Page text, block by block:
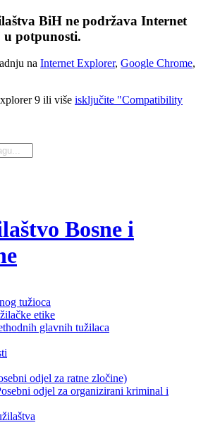
BiH ne podržava Internet
u potpunosti.
na Internet Explorer, Google Chrome,
9 ili više isključite "Compatibility
Bosne i
tužioca
etike
glavnih tužilaca
odjel za ratne zločine)
odjel za organizirani kriminal i